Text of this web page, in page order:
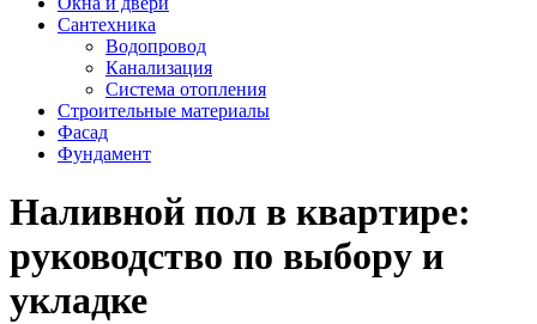
Сантехника
Водопровод
Канализация
Система отопления
Строительные материалы
Фасад
Фундамент
Наливной пол в квартире:
руководство по выбору и
укладке